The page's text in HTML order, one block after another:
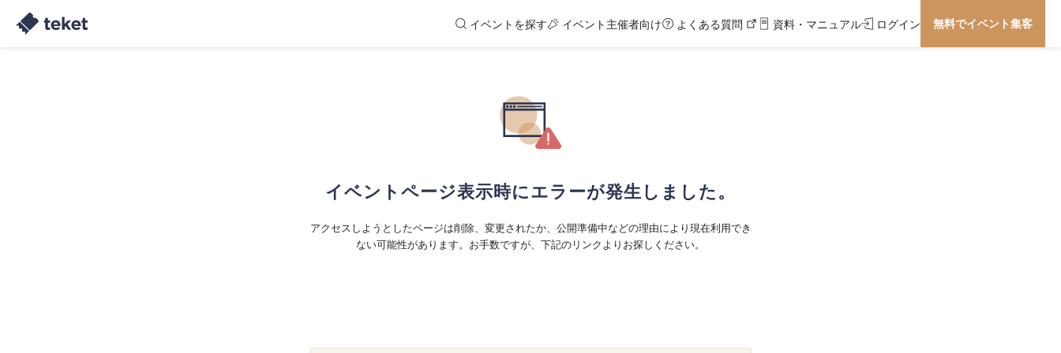
イベントを探す イベント主催者向け よくある質問 資料・マニュアル ログイン 無料でイベント集客
イベントページ表示時にエラーが発生しました。
アクセスしようとしたページは削除、変更されたか、公開準備中などの理由により現在利用でき
ない可能性があります。お手数ですが、下記のリンクよりお探しください。